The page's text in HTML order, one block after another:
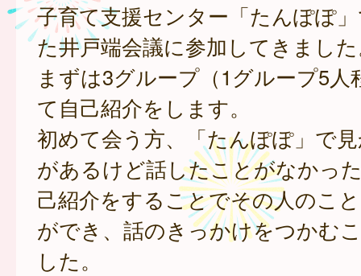
子育て支援センター「たんぽぽ
た井戸端会議に参加してきまし
まずは3グループ（1グループ5人
て自己紹介をします。
初めて会う方、「たんぽぽ」で
があるけど話したことがなかっ
己紹介をすることでその人のこ
ができ、話のきっかけをつかむ
した。